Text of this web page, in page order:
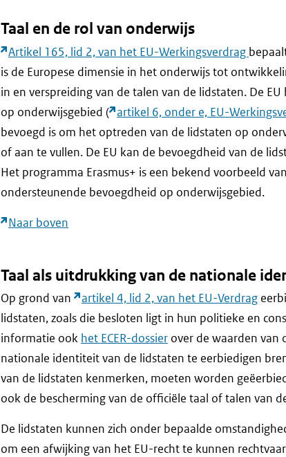
Taal en de rol van onderwijs
Artikel 165, lid 2, van het EU-Werkingsverdrag
is de Europese dimensie in het onderwijs tot
in en verspreiding van de talen van de lidstaten. De
op onderwijsgebied ( artikel 6, onder e, EU-
bevoegd is om het optreden van de lidstaten op
of aan te vullen. De EU kan de bevoegdheid van de
Het programma Erasmus+ is een bekend voorbeeld
ondersteunende bevoegdheid op onderwijsgebied.
Naar boven
Taal als uitdrukking van de nationale
Op grond van artikel 4, lid 2, van het EU-Verdrag
lidstaten, zoals die besloten ligt in hun politieke en
informatie ook het ECER-dossier over de waarden van
nationale identiteit van de lidstaten te eerbiedigen
van de lidstaten kenmerken, moeten worden
ook de bescherming van de officiële taal of talen van
De lidstaten kunnen zich onder bepaalde
om een afwijking van het EU-recht te kunnen